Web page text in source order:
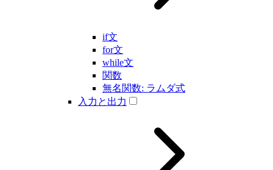
if文
for文
while文
関数
無名関数: ラムダ式
入力と出力